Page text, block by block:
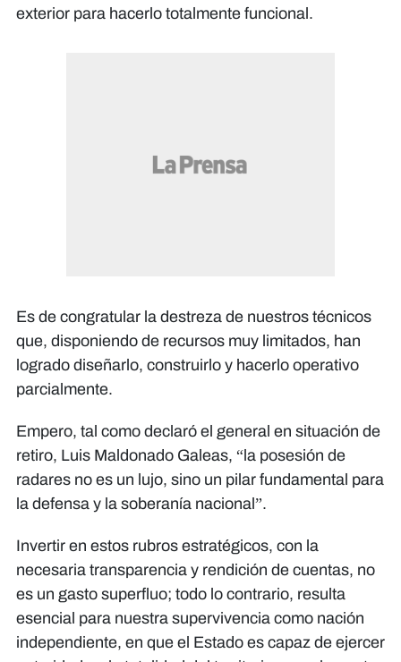
exterior para hacerlo totalmente funcional.
Es de congratular la destreza de nuestros técnicos
que, disponiendo de recursos muy limitados, han
logrado diseñarlo, construirlo y hacerlo operativo
parcialmente.
Empero, tal como declaró el general en situación de
retiro, Luis Maldonado Galeas, “la posesión de
radares no es un lujo, sino un pilar fundamental para
la defensa y la soberanía nacional”.
Invertir en estos rubros estratégicos, con la
necesaria transparencia y rendición de cuentas, no
es un gasto superfluo; todo lo contrario, resulta
esencial para nuestra supervivencia como nación
independiente, en que el Estado es capaz de ejercer